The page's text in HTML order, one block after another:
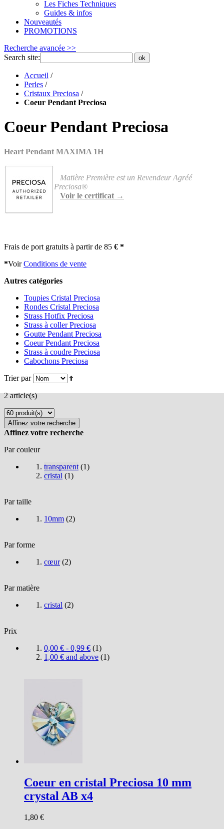
Les Fiches Techniques
Guides & infos
Nouveautés
PROMOTIONS
Recherche avancée >>
Search site:
ok
Accueil /
Perles /
Cristaux Preciosa /
Coeur Pendant Preciosa
Coeur Pendant Preciosa
Heart Pendant MAXIMA 1H
Matière Première est un Revendeur Agréé
Preciosa®
Voir le certificat →
Frais de port gratuits à partir de 85 € *
*VoirConditions de vente
Autres catégories
Toupies Cristal Preciosa
Rondes Cristal Preciosa
Strass Hotfix Preciosa
Strass à coller Preciosa
Goutte Pendant Preciosa
Coeur Pendant Preciosa
Strass à coudre Preciosa
Cabochons Preciosa
Trier par
2 article(s)
Affinez votre recherche
Affinez votre recherche
Par couleur
transparent (1)
cristal (1)
Par taille
10mm (2)
Par forme
cœur (2)
Par matière
cristal (2)
Prix
0,00 € - 0,99 € (1)
1,00 € and above (1)
Coeur en cristal Preciosa 10 mm
crystal AB x4
1,80 €